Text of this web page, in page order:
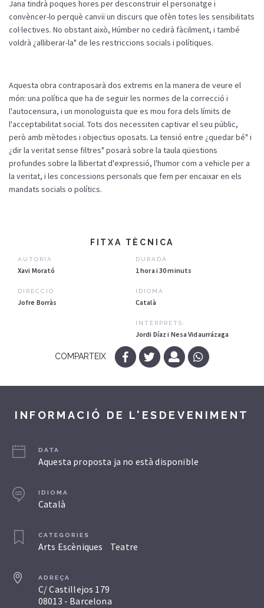
Jana tindrà poques hores perdesconstruirelpersonatge i
convèncer-lo perquè canviïun discurs que ofèn totes les sensibilitats
col·lectives. No obstant això, Húmberno cedirà fàcilment, i també
voldrà ¿alliberar-la" de les restriccions socials i polítiques.
Aquesta obra contraposarà dos extrems en la manera de veure el
món: una política que ha de seguir les normes de la correcció i
l'autocensura, i un monologuista que es mou fora dels límits de
l'acceptabilitatsocial. Tots dos necessiten captivar elseu públic,
però amb mètodes i objectius oposats. La tensió entre ¿quedarbé" i
¿dirla veritatsense filtres" posarà sobre la taula qüestions
profundes sobre la llibertatd'expressió, l'humorcom a vehicle per a
la veritat, i les concessions personals que fem perencaixaren els
mandats socials o polítics.
FITXA TÈCNICA
AUTORIA
Xavi Morató
DIRECCIÓ
Jofre Borràs
DURADA
1 hora i 30 minuts
IDIOMA
Català
INTÈRPRETS:
Jordi Díaz i Nesa Vidaurrázaga
COMPARTEIX
INFORMACIÓ DE L'ESDEVENIMENT
DATA
Aquesta proposta ja no està disponible
IDIOMA
Català
CATEGORIES
Arts Escèniques Teatre
ADREÇA
C/ Castillejos 179
08013 - Barcelona